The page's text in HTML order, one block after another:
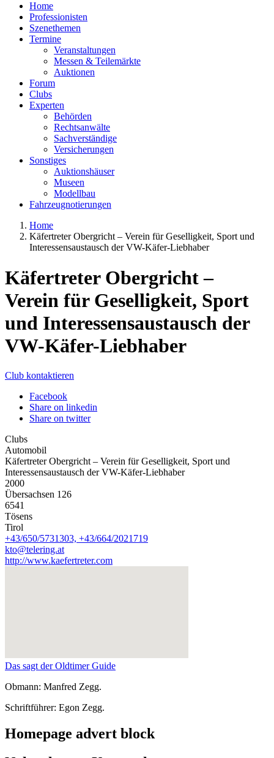
Home
Professionisten
Szenethemen
Termine
Veranstaltungen
Messen & Teilemärkte
Auktionen
Forum
Clubs
Experten
Behörden
Rechtsanwälte
Sachverständige
Versicherungen
Sonstiges
Auktionshäuser
Museen
Modellbau
Fahrzeugnotierungen
Home
Käfertreter Obergricht – Verein für Geselligkeit, Sport und
Interessensaustausch der VW-Käfer-Liebhaber
Käfertreter Obergricht –
Verein für Geselligkeit, Sport
und Interessensaustausch der
VW-Käfer-Liebhaber
Club kontaktieren
Facebook
Share on linkedin
Share on twitter
Clubs
Automobil
Käfertreter Obergricht – Verein für Geselligkeit, Sport und
Interessensaustausch der VW-Käfer-Liebhaber
2000
Übersachsen 126
6541
Tösens
Tirol
+43/650/5731303, +43/664/2021719
kto@telering.at
http://www.kaefertreter.com
Das sagt der Oldtimer Guide
Obmann: Manfred Zegg.
Schriftführer: Egon Zegg.
Homepage advert block